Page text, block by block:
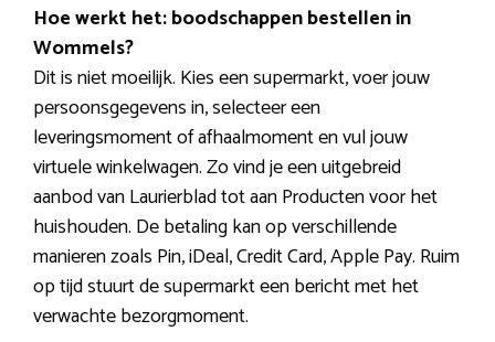
Hoe werkt het: boodschappen bestellen in
Wommels?
Dit is niet moeilijk. Kies een supermarkt, voer jouw
persoonsgegevens in, selecteer een
leveringsmoment of afhaalmoment en vul jouw
virtuele winkelwagen. Zo vind je een uitgebreid
aanbod van Laurierblad tot aan Producten voor het
huishouden. De betaling kan op verschillende
manieren zoals Pin, iDeal, Credit Card, Apple Pay. Ruim
op tijd stuurt de supermarkt een bericht met het
verwachte bezorgmoment.